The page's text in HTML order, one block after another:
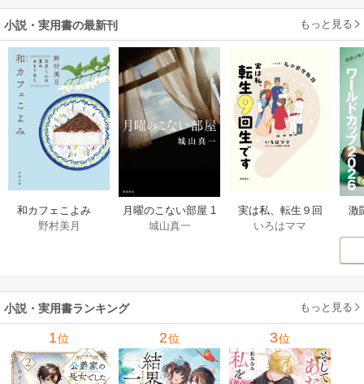
小説・実用書の最新刊 もっと見る
和カフェこよみ
五月くんの夏のお
野村美月
月曜のこない部屋 1
巻
城山真一
実は私、転生９回
生です マンガ
いろはママ
激
小説・実用書ランキング もっと見る
1位 2位 3位